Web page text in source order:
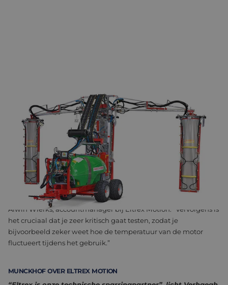
MACHINEBOUWER WORDT TECH INNOVATOR
Traditionele verbrandingsmotoren die de machines van
Munckhof aandrijven, hebben verschillende nadelen. Deze
motoren veroorzaken trillingen en uitlaatgassen, wat leidt tot
ongemak voor de plukkers en potentiële
onderhoudsproblemen. Samen met Eltrex werd naar een
alternatief gezocht. “In de driehoek ‘vermogen,
betrouwbaarheid en beschikbaarheid’ bleken de motoren van
Bühler de beste oplossing te zijn voor deze toepassing”, vertelt
Alwin Wierks, accountmanager bij Eltrex Motion. “Vervolgens is
het cruciaal dat je zeer kritisch gaat testen, zodat je
bijvoorbeeld zeker weet hoe de temperatuur van de motor
fluctueert tijdens het gebruik.”
MUNCKHOF OVER ELTREX MOTION